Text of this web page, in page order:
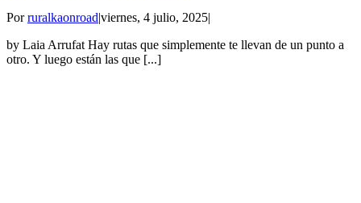
Porruralkaonroad|viernes, 4 julio, 2025|
by Laia Arrufat Hay rutas que simplemente te llevan de un punto a
otro. Y luego están las que [...]